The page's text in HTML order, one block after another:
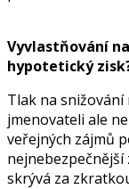
Vyvlastňování
hypotetický
Tlak na
jmenovateli ale
veřejných zájmů
nejnebezpečnější
skrývá za